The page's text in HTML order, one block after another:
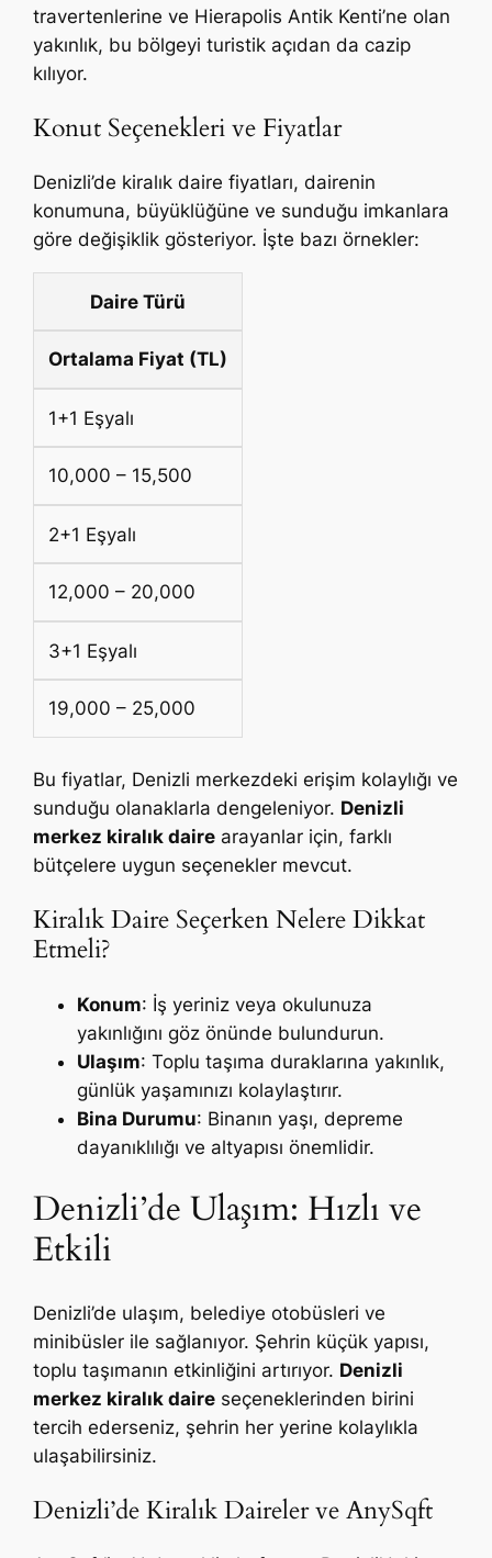
travertenlerine ve Hierapolis Antik Kenti’ne olan
yakınlık, bu bölgeyi turistik açıdan da cazip
kılıyor.
Konut Seçenekleri ve Fiyatlar
Denizli’de kiralık daire fiyatları, dairenin
konumuna, büyüklüğüne ve sunduğu imkanlara
göre değişiklik gösteriyor. İşte bazı örnekler:
Daire Türü
Ortalama Fiyat (TL)
1+1 Eşyalı
10,000 – 15,500
2+1 Eşyalı
12,000 – 20,000
3+1 Eşyalı
19,000 – 25,000
Bu fiyatlar, Denizli merkezdeki erişim kolaylığı ve
sunduğu olanaklarla dengeleniyor. Denizli
merkez kiralık daire arayanlar için, farklı
bütçelere uygun seçenekler mevcut.
Kiralık Daire Seçerken Nelere Dikkat
Etmeli?
Konum: İş yeriniz veya okulunuza
yakınlığını göz önünde bulundurun.
Ulaşım: Toplu taşıma duraklarına yakınlık,
günlük yaşamınızı kolaylaştırır.
Bina Durumu: Binanın yaşı, depreme
dayanıklılığı ve altyapısı önemlidir.
Denizli’de Ulaşım: Hızlı ve
Etkili
Denizli’de ulaşım, belediye otobüsleri ve
minibüsler ile sağlanıyor. Şehrin küçük yapısı,
toplu taşımanın etkinliğini artırıyor. Denizli
merkez kiralık daire seçeneklerinden birini
tercih ederseniz, şehrin her yerine kolaylıkla
ulaşabilirsiniz.
Denizli’de Kiralık Daireler ve AnySqft